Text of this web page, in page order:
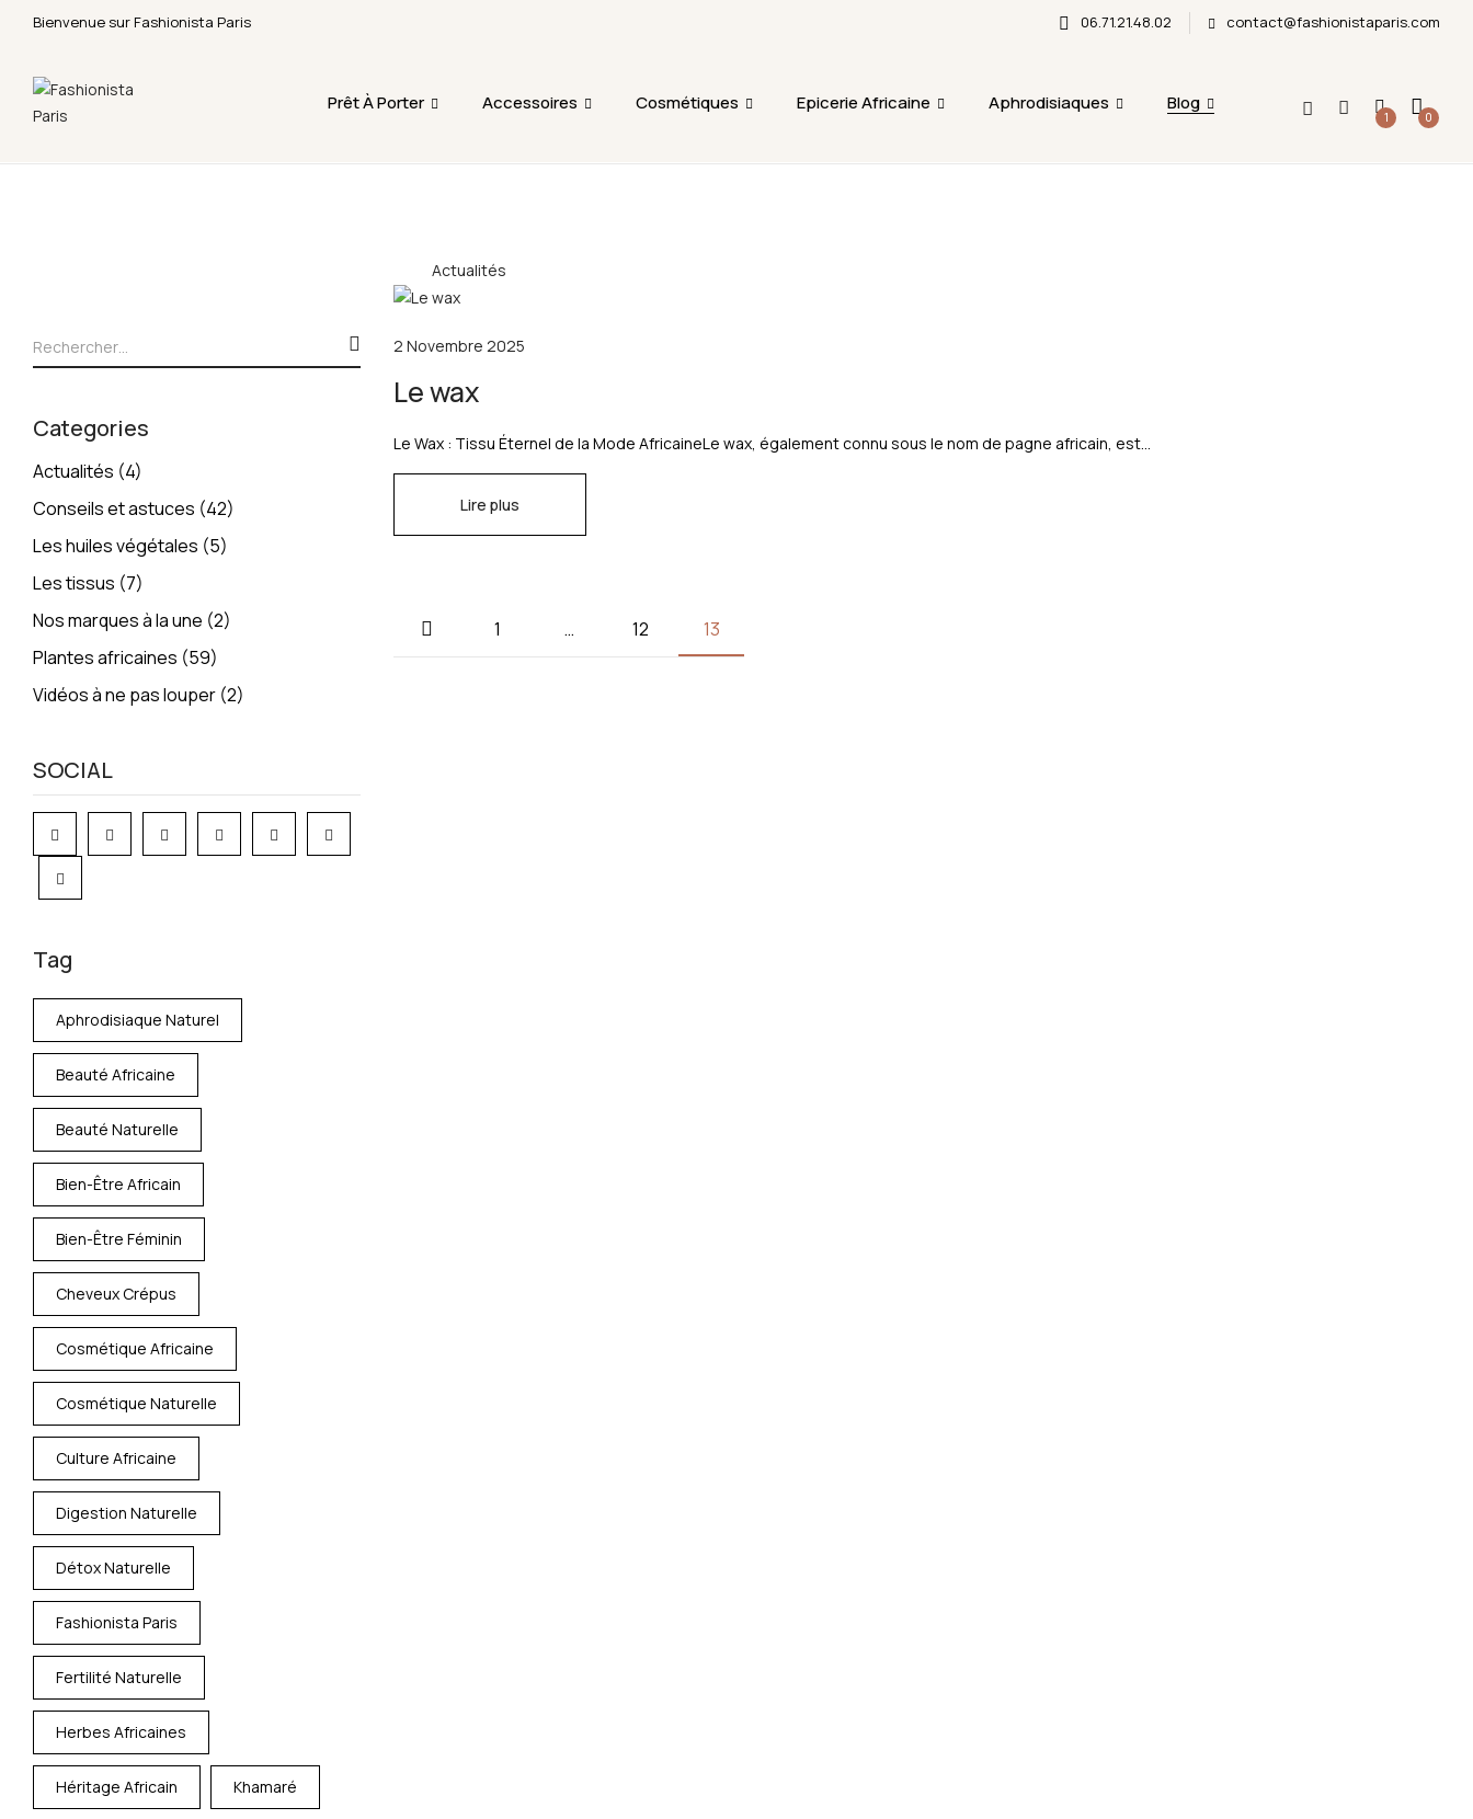
Bienvenue sur Fashionista Paris 06.71.21.48.02 contact@fashionistaparis.com
Prêt À Porter Accessoires Cosmétiques Epicerie Africaine Aphrodisiaques Blog
1 0
Categories
Actualités (4)
Conseils et astuces (42)
Les huiles végétales (5)
Les tissus (7)
Nos marques à la une (2)
Plantes africaines (59)
Vidéos à ne pas louper (2)
SOCIAL
Tag
Aphrodisiaque Naturel
Beauté Africaine
Beauté Naturelle
Bien-Être Africain
Bien-Être Féminin
Cheveux Crépus
Cosmétique Africaine
Cosmétique Naturelle
Culture Africaine
Digestion Naturelle
Détox Naturelle
Fashionista Paris
Fertilité Naturelle
Herbes Africaines
Héritage Africain Khamaré
Actualités
2 Novembre 2025
Le wax
Le Wax : Tissu Éternel de la Mode AfricaineLe wax, également connu sous le nom de pagne africain, est...
Lire plus
1 … 12 13
Fermeture annuelle du 17 juillet 16h au 12 août. L'ajout au panier est indisponible et aucune commande ni remise en main propre ne sera possible durant cette